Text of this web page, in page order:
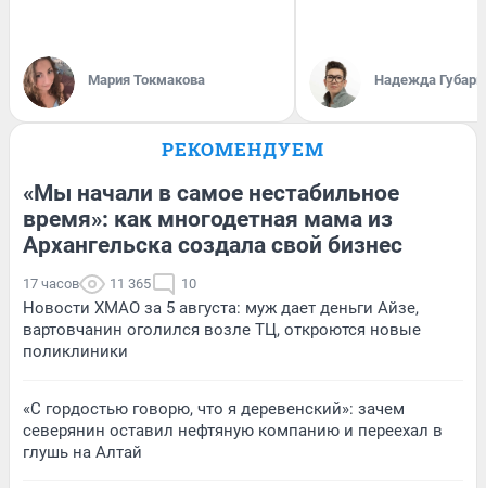
Мария Токмакова Надежда Губарь
РЕКОМЕНДУЕМ
«Мы начали в самое нестабильное
время»: как многодетная мама из
Архангельска создала свой бизнес
17 часов 11 365 10
Новости ХМАО за 5 августа: муж дает деньги Айзе,
вартовчанин оголился возле ТЦ, откроются новые
поликлиники
«С гордостью говорю, что я деревенский»: зачем
северянин оставил нефтяную компанию и переехал в
глушь на Алтай